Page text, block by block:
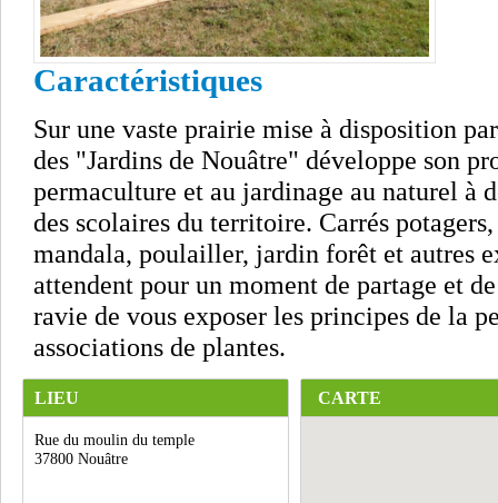
Caractéristiques
Sur une vaste prairie mise à disposition
des "Jardins de Nouâtre" développe son
permaculture et au jardinage au naturel à
des scolaires du territoire. Carrés
mandala, poulailler, jardin forêt et autres
attendent pour un moment de partage et
ravie de vous exposer les principes de la
associations de plantes.
LIEU
Rue du moulin du temple
37800 Nouâtre
CARTE